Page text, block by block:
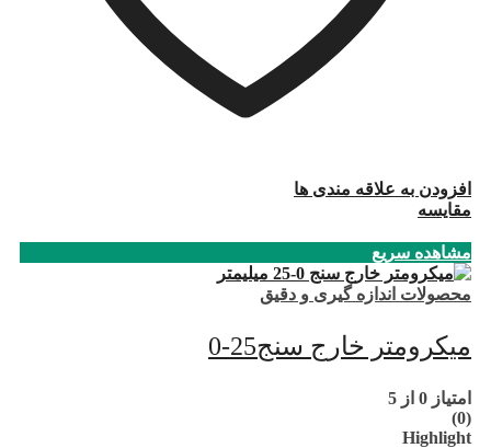
افزودن به علاقه مندی ها
مقایسه
مشاهده سریع
محصولات اندازه گیری و دقیق
میکرومتر خارج سنج25-0
امتیاز 0 از 5
(0)
Highlight